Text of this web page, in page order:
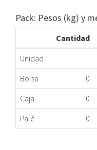
Pack: Pesos (kg) y
Cantidad
Unidad
Bolsa
0
Caja
0
Palé
0